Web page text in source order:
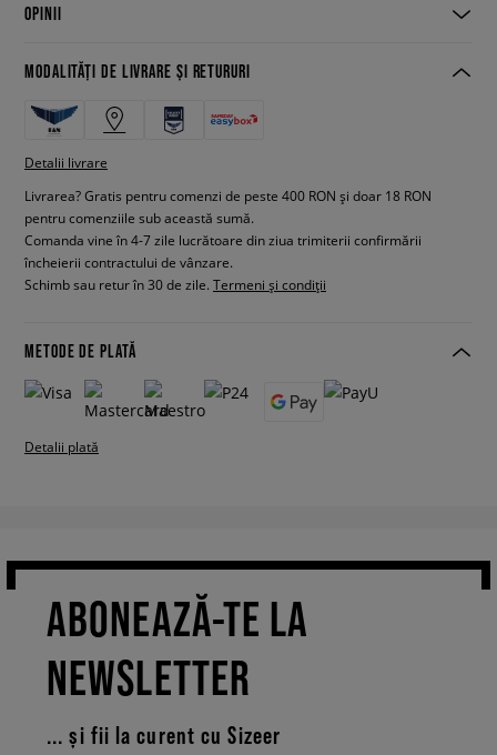
OPINII
MODALITĂȚI DE LIVRARE ȘI RETURURI
Detalii livrare
Livrarea? Gratis pentru comenzi de peste 400 RON și doar 18 RON
pentru comenziile sub această sumă.
Comanda vine în 4-7 zile lucrătoare din ziua trimiterii confirmării
încheierii contractului de vânzare.
Schimb sau retur în 30 de zile. Termeni și condiții
METODE DE PLATĂ
Detalii plată
ABONEAZĂ-TE LA
NEWSLETTER
... și fii la curent cu Sizeer